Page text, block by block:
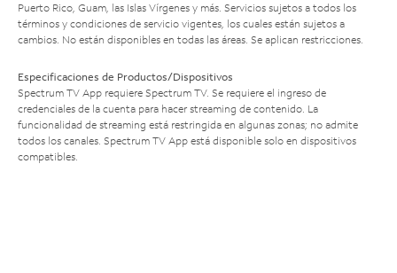
Puerto Rico, Guam, las Islas Vírgenes y más. Servicios sujetos a todos los
términos y condiciones de servicio vigentes, los cuales están sujetos a
cambios. No están disponibles en todas las áreas. Se aplican restricciones.
Especificaciones de Productos/Dispositivos
Spectrum TV App requiere Spectrum TV. Se requiere el ingreso de
credenciales de la cuenta para hacer streaming de contenido. La
funcionalidad de streaming está restringida en algunas zonas; no admite
todos los canales. Spectrum TV App está disponible solo en dispositivos
compatibles.